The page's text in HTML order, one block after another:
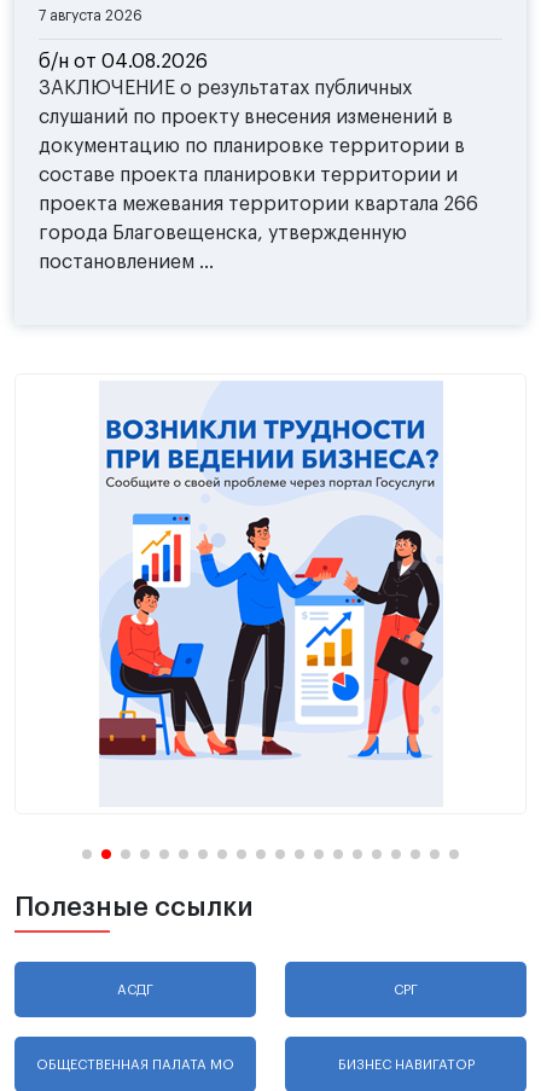
7 августа 2026
б/н от 04.08.2026
ЗАКЛЮЧЕНИЕ о результатах публичных
слушаний по проекту внесения изменений в
документацию по планировке территории в
составе проекта планировки территории и
проекта межевания территории квартала 266
города Благовещенска, утвержденную
постановлением ...
Полезные ссылки
АСДГ СРГ
ОБЩЕСТВЕННАЯ ПАЛАТА МО БИЗНЕС НАВИГАТОР